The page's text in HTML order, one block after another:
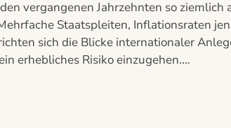
vergangenen Jahrzehnten so ziemlich
Staatspleiten, Inflationsraten
sich die Blicke internationaler
erhebliches Risiko einzugehen.…